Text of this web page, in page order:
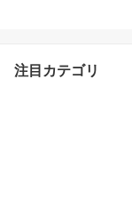
注目カテゴリ